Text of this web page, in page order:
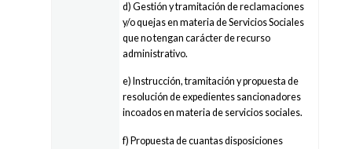
d) Gestión y tramitación de reclamaciones
y/o quejas en materia de Servicios Sociales
que no tengan carácter de recurso
administrativo.
e) Instrucción, tramitación y propuesta de
resolución de expedientes sancionadores
incoados en materia de servicios sociales.
f) Propuesta de cuantas disposiciones